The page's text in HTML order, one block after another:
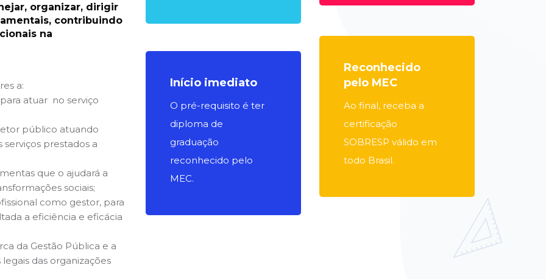
organizar, dirigir
contribuindo
na
a:
atuar no serviço
público atuando
prestados a
que o ajudará a
sociais;
como gestor, para
a eficiência e eficácia
da Gestão Pública e a
das organizações
Início imediato
O pré-requisito é ter
diploma de
graduação
reconhecido pelo
MEC.
Reconhecido
pelo MEC
Ao final, receba a
certificação
SOBRESP válido em
todo Brasil.